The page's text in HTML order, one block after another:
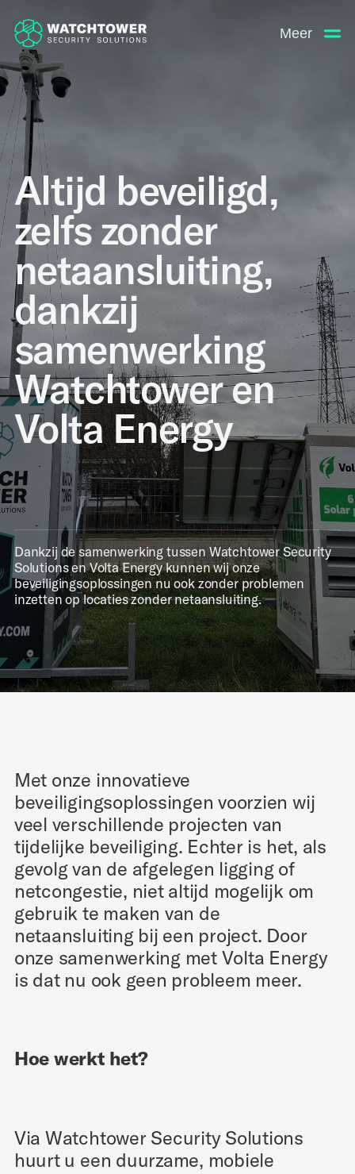
Meer
Altijd beveiligd,
zelfs zonder
netaansluiting,
dankzij
samenwerking
Watchtower en
Volta Energy
Dankzij de samenwerking tussen Watchtower Security
Solutions en Volta Energy kunnen wij onze
beveiligingsoplossingen nu ook zonder problemen
inzetten op locaties zonder netaansluiting.
Met onze innovatieve
beveiligingsoplossingen voorzien wij
veel verschillende projecten van
tijdelijke beveiliging. Echter is het, als
gevolg van de afgelegen ligging of
netcongestie, niet altijd mogelijk om
gebruik te maken van de
netaansluiting bij een project. Door
onze samenwerking met Volta Energy
is dat nu ook geen probleem meer.
Hoe werkt het?
Via Watchtower Security Solutions
huurt u een duurzame, mobiele